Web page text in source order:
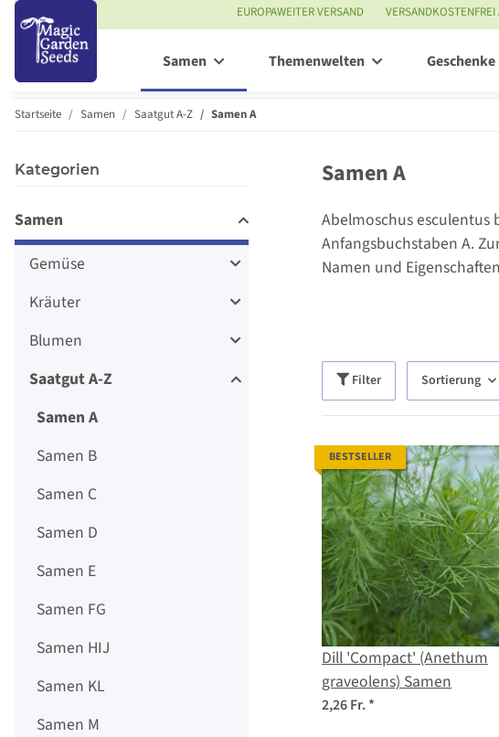
EUROPAWEITER VERSAND
Samen Themenwelten Geschenke
Startseite Samen Saatgut A-Z Samen A
Samen A
Abelmoschus
Anfangsbuchstaben A.
Namen und
Filter Sortierung
BESTSELLER
Dill 'Compact' (Anethum
graveolens) Samen
2,26 Fr.*
Kategorien
Samen
Gemüse
Kräuter
Blumen
Saatgut A-Z
Samen A
Samen B
Samen C
Samen D
Samen E
Samen FG
Samen HIJ
Samen KL
Samen M